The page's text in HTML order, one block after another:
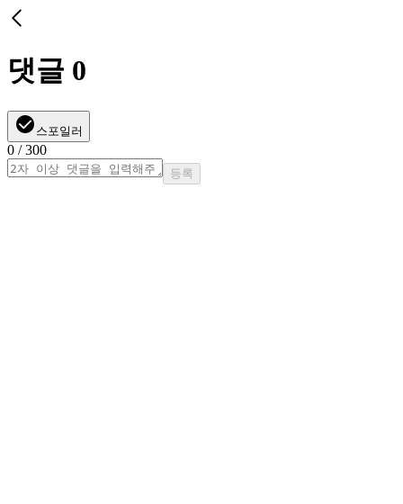
댓글 0
스포일러
0 / 300
등록